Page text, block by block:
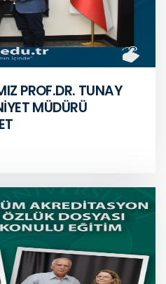
PROF.DR. TUNAY
MÜDÜRÜ